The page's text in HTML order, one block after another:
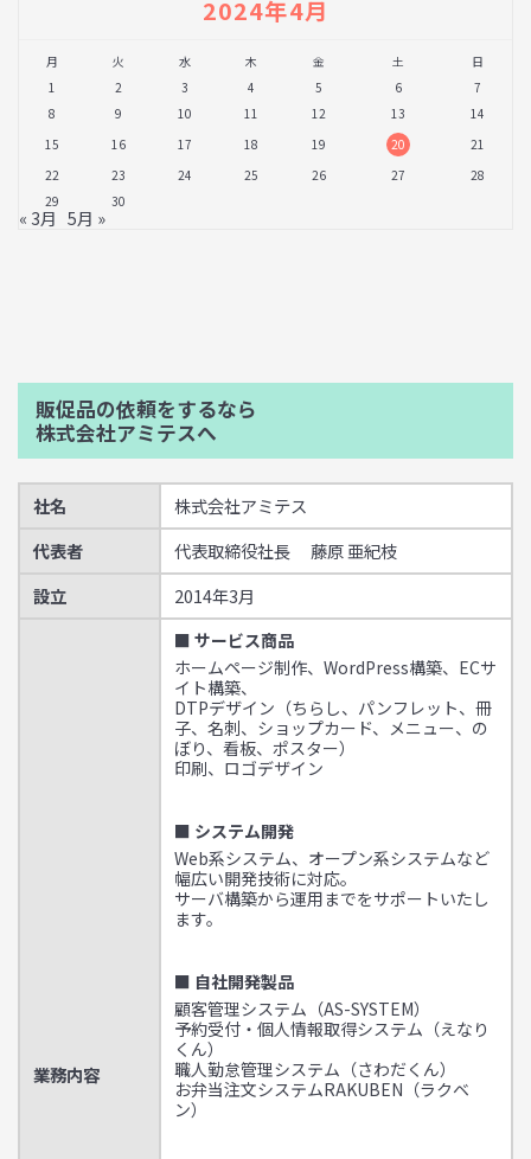
2024年4月
月 火 水 木 金 土
日
1
2 3 4 5 6
7
8
9 10 11 12 13
14
15
16 17 18 19 20
21
22
23 24 25 26 27
28
29
30
« 3月 5月 »
販促品の依頼をするなら
株式会社アミテスへ
社名
株式会社アミテス
代表者
代表取締役社長 藤原 亜紀枝
設立
2014年3月
業務内容
■ サービス商品
ホームページ制作、WordPress構築、ECサ
イト構築、
DTPデザイン（ちらし、パンフレット、冊
子、名刺、ショップカード、メニュー、の
ぼり、看板、ポスター）
印刷、ロゴデザイン
■ システム開発
Web系システム、オープン系システムなど
幅広い開発技術に対応。
サーバ構築から運用までをサポートいたし
ます。
■ 自社開発製品
顧客管理システム（AS-SYSTEM）
予約受付・個人情報取得システム（えなり
くん）
職人勤怠管理システム（さわだくん）
お弁当注文システムRAKUBEN（ラクベ
ン）